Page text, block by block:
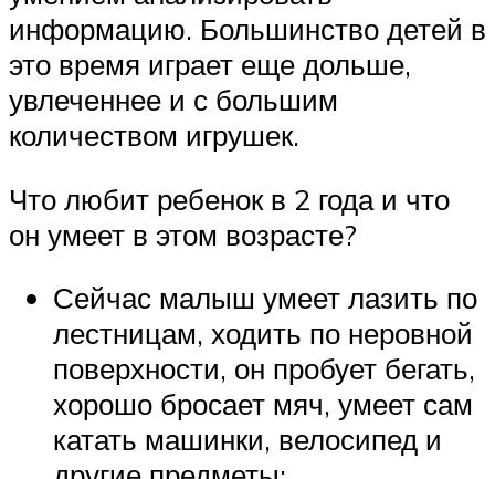
информацию. Большинство детей в
это время играет еще дольше,
увлеченнее и с большим
количеством игрушек.
Что любит ребенок в 2 года и что
он умеет в этом возрасте?
Сейчас малыш умеет лазить по
лестницам, ходить по неровной
поверхности, он пробует бегать,
хорошо бросает мяч, умеет сам
катать машинки, велосипед и